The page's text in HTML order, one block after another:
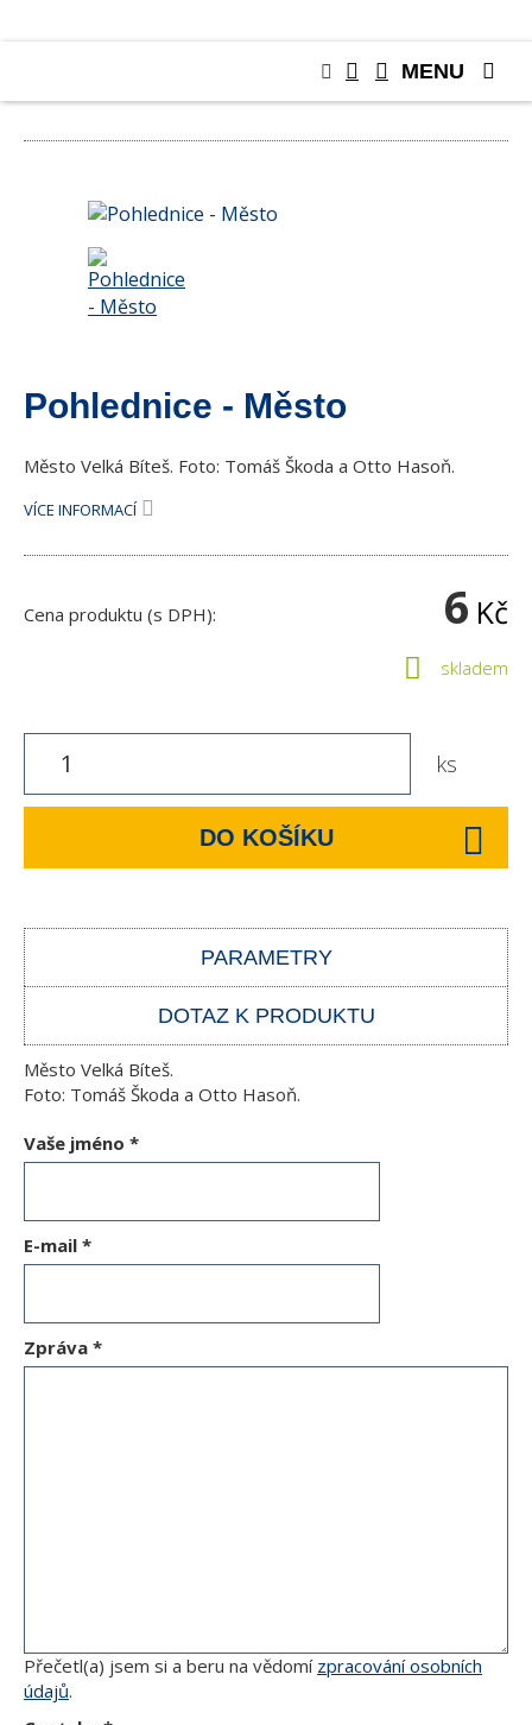
Pohlednice - Město
Město Velká Bíteš. Foto: Tomáš Škoda a Otto Hasoň.
VÍCE INFORMACÍ
Cena produktu (s DPH): 6 Kč
skladem
ks
DO KOŠÍKU
PARAMETRY
DOTAZ K PRODUKTU
Město Velká Bíteš.
Foto: Tomáš Škoda a Otto Hasoň.
Vaše jméno *
E-mail *
Zpráva *
Přečetl(a) jsem si a beru na vědomí zpracování osobních
údajů.
MENU